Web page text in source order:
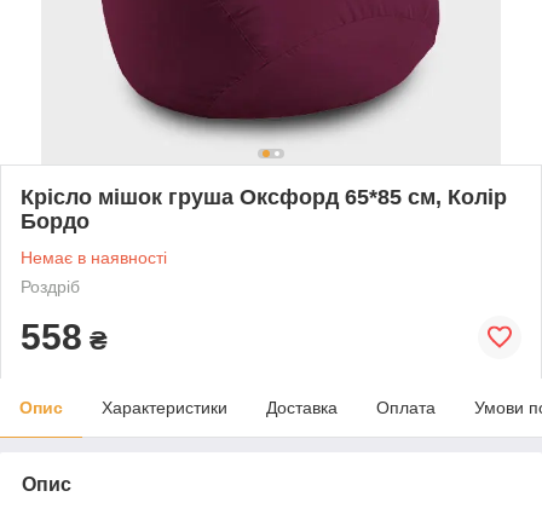
Крісло мішок груша Оксфорд 65*85 см, Колір
Бордо
Немає в наявності
Роздріб
558 ₴
Опис Характеристики Доставка Оплата Умови
Опис